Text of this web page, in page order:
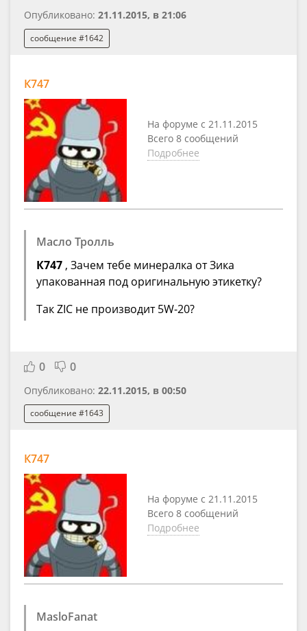
Опубликовано: 21.11.2015, в 21:06
сообщение #1642
К747
На форуме с 21.11.2015
Всего 8 сообщений
Подробнее
Масло Тролль
К747 , Зачем тебе минералка от Зика
упакованная под оригинальную этикетку?
Так ZIC не производит 5W-20?
0 0
Опубликовано: 22.11.2015, в 00:50
сообщение #1643
К747
На форуме с 21.11.2015
Всего 8 сообщений
Подробнее
MasloFanat